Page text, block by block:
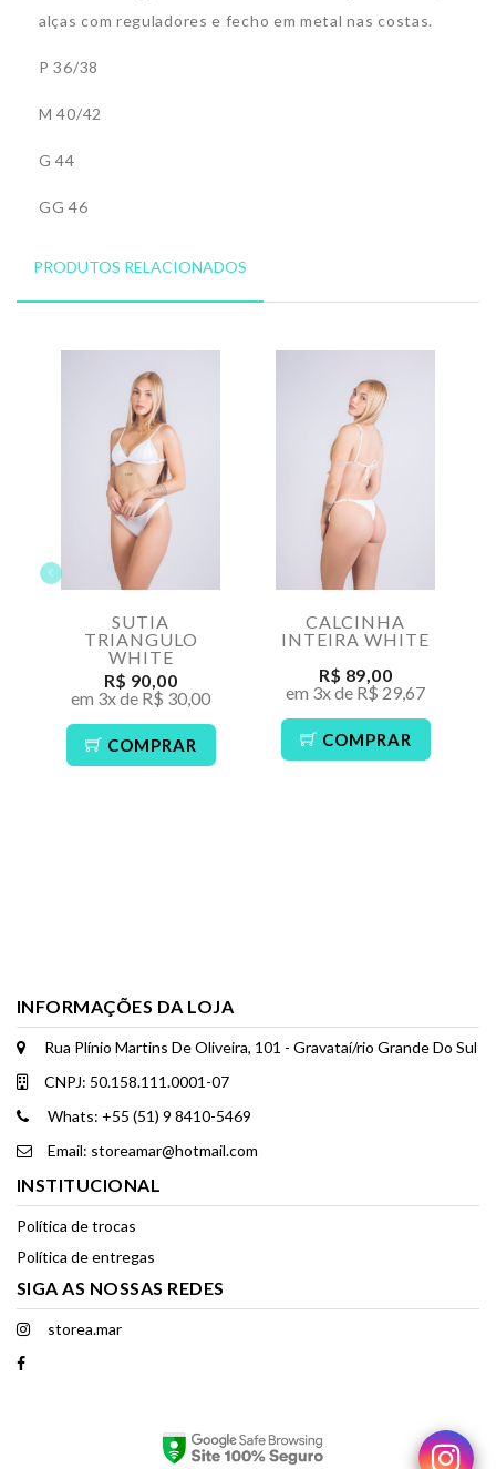
alças com reguladores e fecho em metal nas costas.
P 36/38
M 40/42
G 44
GG 46
PRODUTOS RELACIONADOS
SUTIA
TRIANGULO
WHITE
R$ 90,00
em 3x de R$ 30,00
COMPRAR
CALCINHA
INTEIRA WHITE
R$ 89,00
em 3x de R$ 29,67
COMPRAR
INFORMAÇÕES DA LOJA
Rua Plínio Martins De Oliveira, 101 - Gravataí/rio Grande Do Sul
CNPJ: 50.158.111.0001-07
Whats: +55 (51) 9 8410-5469
Email: storeamar@hotmail.com
INSTITUCIONAL
Política de trocas
Política de entregas
SIGA AS NOSSAS REDES
storea.mar